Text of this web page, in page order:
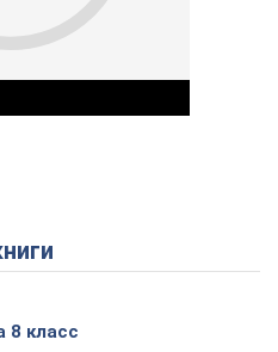
Play Video
8 класс